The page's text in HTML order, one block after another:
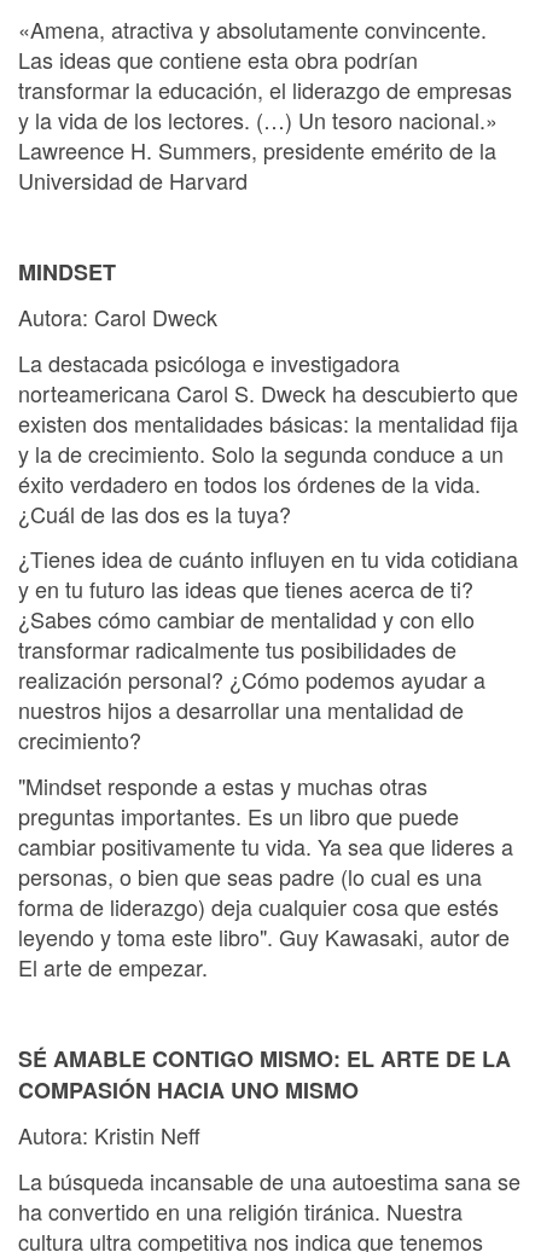
«Amena, atractiva y absolutamente convincente.
Las ideas que contiene esta obra podrían
transformar la educación, el liderazgo de empresas
y la vida de los lectores. (…) Un tesoro nacional.»
Lawreence H. Summers, presidente emérito de la
Universidad de Harvard
MINDSET
Autora: Carol Dweck
La destacada psicóloga e investigadora
norteamericana Carol S. Dweck ha descubierto que
existen dos mentalidades básicas: la mentalidad fija
y la de crecimiento. Solo la segunda conduce a un
éxito verdadero en todos los órdenes de la vida.
¿Cuál de las dos es la tuya?
¿Tienes idea de cuánto influyen en tu vida cotidiana
y en tu futuro las ideas que tienes acerca de ti?
¿Sabes cómo cambiar de mentalidad y con ello
transformar radicalmente tus posibilidades de
realización personal? ¿Cómo podemos ayudar a
nuestros hijos a desarrollar una mentalidad de
crecimiento?
"Mindset responde a estas y muchas otras
preguntas importantes. Es un libro que puede
cambiar positivamente tu vida. Ya sea que lideres a
personas, o bien que seas padre (lo cual es una
forma de liderazgo) deja cualquier cosa que estés
leyendo y toma este libro". Guy Kawasaki, autor de
El arte de empezar.
SÉ AMABLE CONTIGO MISMO: EL ARTE DE LA
COMPASIÓN HACIA UNO MISMO
Autora: Kristin Neff
La búsqueda incansable de una autoestima sana se
ha convertido en una religión tiránica. Nuestra
cultura ultra competitiva nos indica que tenemos